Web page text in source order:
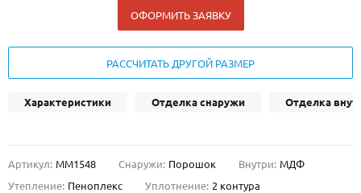
О НАС
ОФОРМИТЬ ЗАЯВКУ
РАССЧИТАТЬ ДРУГОЙ РАЗМЕР
Характеристики Отделка снаружи Отделка
Артикул: ММ1548 Снаружи: Порошок Внутри: МДФ
Утепление: Пеноплекс Уплотнение: 2 контура